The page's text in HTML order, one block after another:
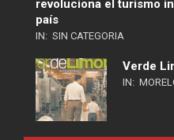
revoluciona el turismo
país
IN: SIN CATEGORIA
Verde
IN: